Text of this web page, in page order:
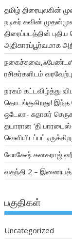
தமிழ் திரையுலகின்
நடிகர் கவின்
திரைப்படத்தின்
அதிகாரப்பூர்வமாக
ரசிகர்களிடம்
நரகம் கட்டவிழ்த்து
தொடங்குகிறது!
ஒடேலா- சுதாகர்
தயாரான ‘தி
லோகேஷ் கனகராஜ்
வதந்தி 2 –
பகுதிகள்
Uncategorized